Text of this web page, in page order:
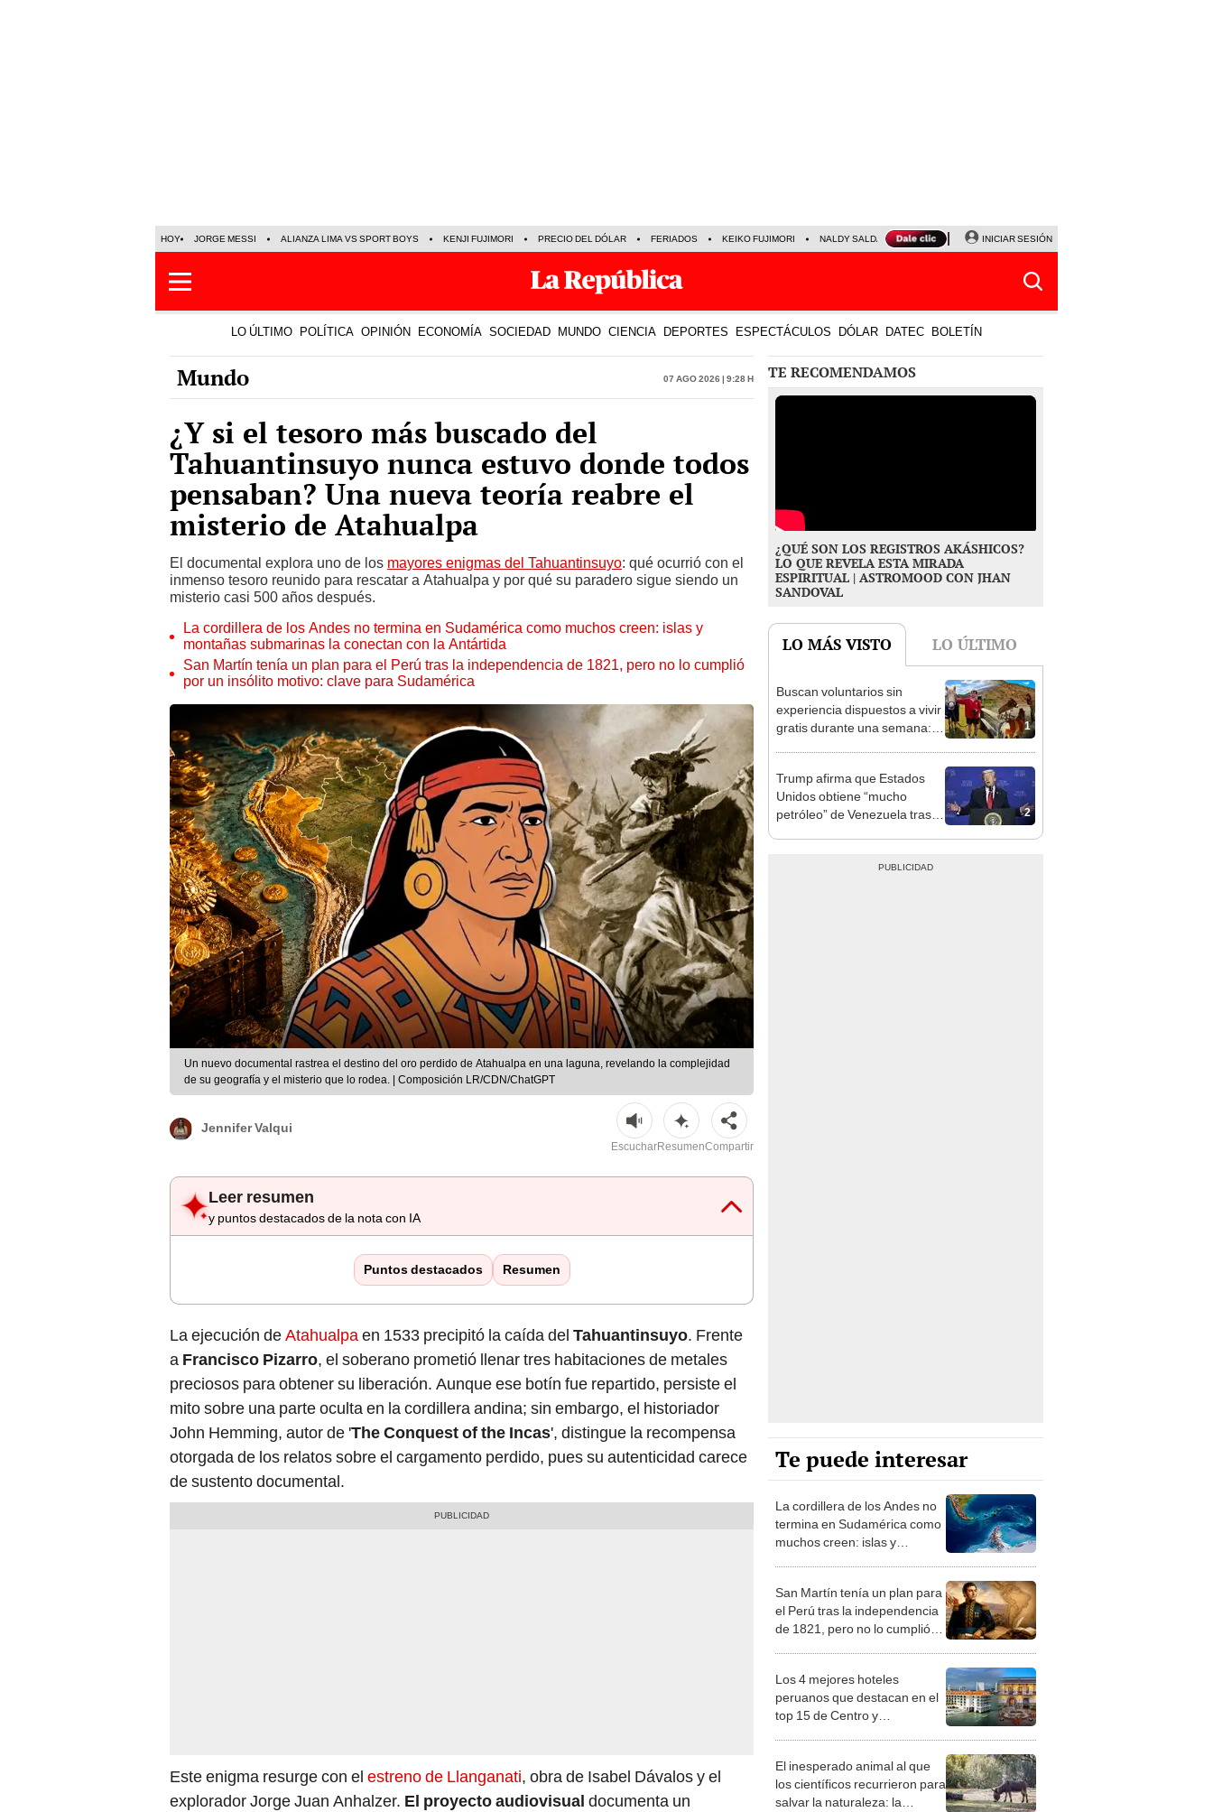
HOY JORGE MESSI ALIANZA LIMA VS SPORT BOYS KENJI FUJIMORI PRECIO DEL DÓLAR FERIADOS KEIKO FUJIMORI NALDY SALDAÑA JAVIER MILEI PARTIDOS DE HOY
INICIAR SESIÓN
LO ÚLTIMO POLÍTICA OPINIÓN ECONOMÍA SOCIEDAD MUNDO CIENCIA DEPORTES ESPECTÁCULOS DÓLAR DATEC BOLETÍN
Mundo 07 Ago 2026 | 9:28 h
¿Y si el tesoro más buscado del
Tahuantinsuyo nunca estuvo donde todos
pensaban? Una nueva teoría reabre el
misterio de Atahualpa
El documental explora uno de los mayores enigmas del Tahuantinsuyo: qué ocurrió con el
inmenso tesoro reunido para rescatar a Atahualpa y por qué su paradero sigue siendo un
misterio casi 500 años después.
La cordillera de los Andes no termina en Sudamérica como muchos creen: islas y
montañas submarinas la conectan con la Antártida
San Martín tenía un plan para el Perú tras la independencia de 1821, pero no lo cumplió
por un insólito motivo: clave para Sudamérica
Un nuevo documental rastrea el destino del oro perdido de Atahualpa en una laguna, revelando la complejidad
de su geografía y el misterio que lo rodea. | Composición LR/CDN/ChatGPT
Jennifer Valqui
EscucharResumenCompartir
Leer resumen
y puntos destacados de la nota con IA
Puntos destacados Resumen
Laejecución deAtahualpaen 1533 precipitó la caída del Tahuantinsuyo. Frente
a Francisco Pizarro, el soberano prometió llenar tres habitaciones de metales
preciosos para obtener su liberación. Aunque ese botín fue repartido, persiste el
mito sobre una parte oculta en la cordillera andina; sin embargo, el historiador
John Hemming, autor de 'The Conquest of the Incas', distingue la recompensa
otorgada de los relatos sobre el cargamento perdido, pues su autenticidad carece
de sustento documental.
Este enigma resurge con el estreno de Llanganati, obra de Isabel Dávalos y el
explorador Jorge Juan Anhalzer. El proyecto audiovisual documenta un
TE RECOMENDAMOS
¿QUÉ SON LOS REGISTROS AKÁSHICOS?
LO QUE REVELA ESTA MIRADA
ESPIRITUAL | ASTROMOOD CON JHAN
SANDOVAL
LO MÁS VISTO LO ÚLTIMO
1
Buscan voluntarios sin
experiencia dispuestos a vivir
gratis durante una semana:
un refugio por 2 horas
2
Trump afirma que Estados
Unidos obtiene “mucho
petróleo” de Venezuela tras la
Te puede interesar
La cordillera de los Andes no
termina en Sudamérica como
muchos creen: islas y
San Martín tenía un plan para
el Perú tras la independencia
de 1821, pero no lo cumplió
Los 4 mejores hoteles
peruanos que destacan en el
top 15 de Centro y
cultural
El inesperado animal al que
los científicos recurrieron para
salvar la naturaleza: la